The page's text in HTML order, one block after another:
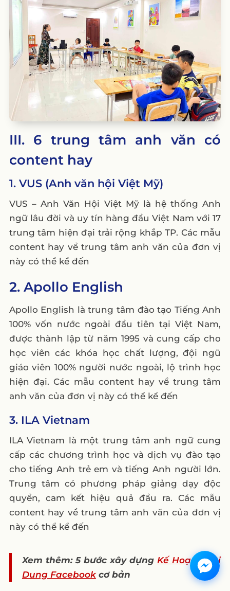
III. 6 trung tâm anh văn có
content hay
1. VUS (Anh văn hội Việt Mỹ)
VUS – Anh Văn Hội Việt Mỹ là hệ thống Anh
ngữ lâu đời và uy tín hàng đầu Việt Nam với 17
trung tâm hiện đại trải rộng khắp TP. Các mẫu
content hay về trung tâm anh văn của đơn vị
này có thể kể đến
2. Apollo English
Apollo English là trung tâm đào tạo Tiếng Anh
100% vốn nước ngoài đầu tiên tại Việt Nam,
được thành lập từ năm 1995 và cung cấp cho
học viên các khóa học chất lượng, đội ngũ
giáo viên 100% người nước ngoài, lộ trình học
hiện đại. Các mẫu content hay về trung tâm
anh văn của đơn vị này có thể kể đến
3. ILA Vietnam
ILA Vietnam là một trung tâm anh ngữ cung
cấp các chương trình học và dịch vụ đào tạo
cho tiếng Anh trẻ em và tiếng Anh người lớn.
Trung tâm có phương pháp giảng dạy độc
quyền, cam kết hiệu quả đầu ra. Các mẫu
content hay về trung tâm anh văn của đơn vị
này có thể kể đến
Xem thêm: 5 bước xây dựng Kế Hoạch Nội
Dung Facebookcơ bản